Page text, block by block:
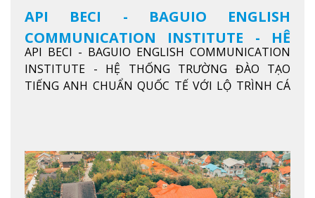
API BECI - BAGUIO ENGLISH
COMMUNICATION INSTITUTE - HỆ
THỐNG TRƯỜNG ĐÀO TẠO TIẾNG
ANH CHUẨN QUỐC TẾ
API BECI - BAGUIO ENGLISH COMMUNICATION
INSTITUTE - HỆ THỐNG TRƯỜNG ĐÀO TẠO
TIẾNG ANH CHUẨN QUỐC TẾ VỚI LỘ TRÌNH CÁ